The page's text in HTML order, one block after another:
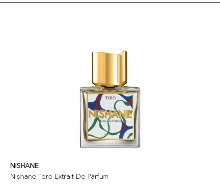
NISHANE
Nishane Tero Extrait De Parfum